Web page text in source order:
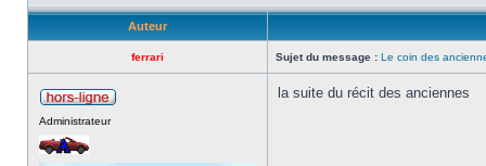
Auteur
ferrari Sujet du message : Le coin des
Administrateur
la suite du récit des anciennes